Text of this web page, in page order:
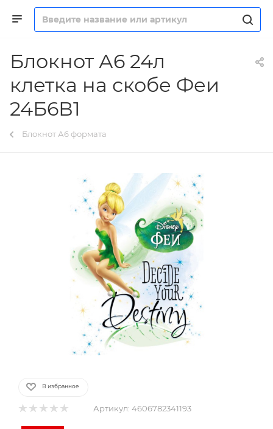
Блокнот А6 24л
клетка на скобе Феи
24Б6В1
Блокнот А6 формата
В избранное
Артикул: 4606782341193